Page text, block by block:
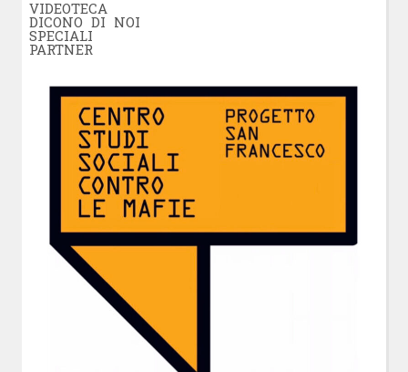
VIDEOTECA
DICONO DI NOI
SPECIALI
PARTNER